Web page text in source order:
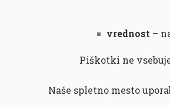
vrednost –
Piškotki ne
Naše spletno mesto